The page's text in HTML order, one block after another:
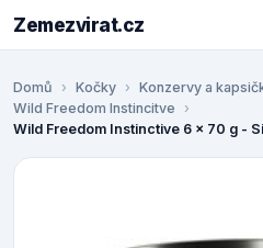
Zemezvirat.cz
Domů Kočky Konzervy a
Wild Freedom Instincitve
Wild Freedom Instinctive 6 x 70 g -